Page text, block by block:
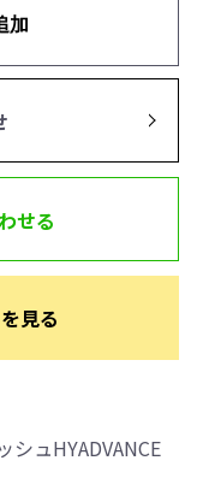
加
せる
見る
ュHYADVANCE